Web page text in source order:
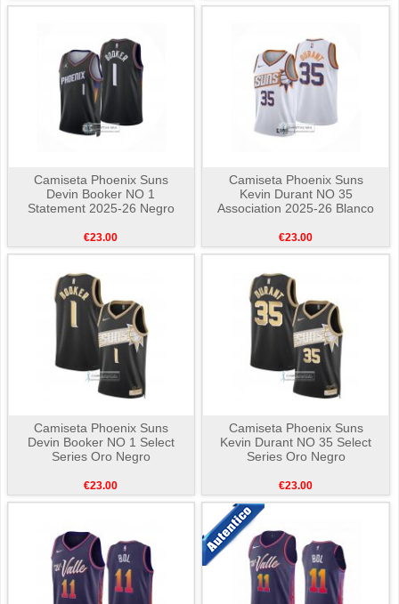
Camiseta Phoenix Suns
Devin Booker NO 1
Statement 2025-26 Negro
€23.00
Camiseta Phoenix Suns
Kevin Durant NO 35
Association 2025-26 Blanco
€23.00
Camiseta Phoenix Suns
Devin Booker NO 1 Select
Series Oro Negro
€23.00
Camiseta Phoenix Suns
Kevin Durant NO 35 Select
Series Oro Negro
€23.00